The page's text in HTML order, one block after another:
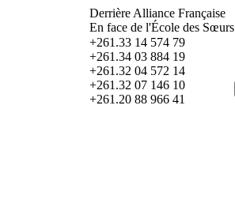
Derrière Alliance Française
En face de l'École des Sœurs
+261.33 14 574 79
+261.34 03 884 19
+261.32 04 572 14
+261.32 07 146 10
+261.20 88 966 41